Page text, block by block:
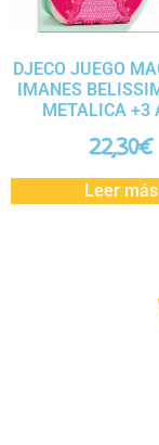
DJECO JUEGO
IMANES
METALICA +3
22,30€
Leer más